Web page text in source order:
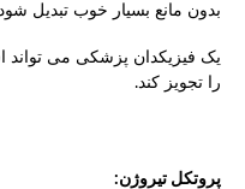
بدون مانع بسیار خوب تبدیل
یک فیزیکدان پزشکی می تواند
را تجویز کند.
پروتکل تیروژن: